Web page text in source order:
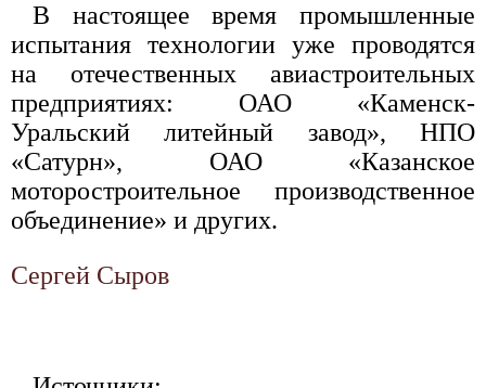
В настоящее время промышленные
испытания технологии уже проводятся
на отечественных авиастроительных
предприятиях: ОАО «Каменск-
Уральский литейный завод», НПО
«Сатурн», ОАО «Казанское
моторостроительное производственное
объединение» и других.
Сергей Сыров